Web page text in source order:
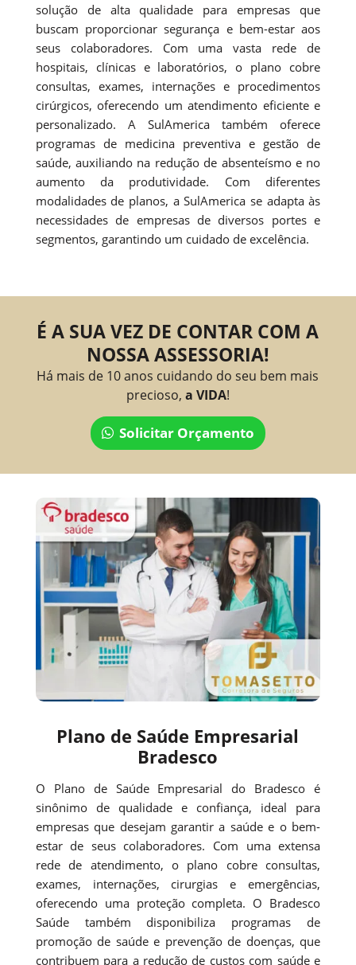
solução de alta qualidade para empresas que
buscam proporcionar segurança e bem-estar aos
seus colaboradores. Com uma vasta rede de
hospitais, clínicas e laboratórios, o plano cobre
consultas, exames, internações e procedimentos
cirúrgicos, oferecendo um atendimento eficiente e
personalizado. A SulAmerica também oferece
programas de medicina preventiva e gestão de
saúde, auxiliando na redução de absenteísmo e no
aumento da produtividade. Com diferentes
modalidades de planos, a SulAmerica se adapta às
necessidades de empresas de diversos portes e
segmentos, garantindo um cuidado de excelência.
É A SUA VEZ DE CONTAR COM A
NOSSA ASSESSORIA!
Há mais de 10 anos cuidando do seu bem mais
precioso, a VIDA!
Solicitar Orçamento
Plano de Saúde Empresarial
Bradesco
O Plano de Saúde Empresarial do Bradesco é
sinônimo de qualidade e confiança, ideal para
empresas que desejam garantir a saúde e o bem-
estar de seus colaboradores. Com uma extensa
rede de atendimento, o plano cobre consultas,
exames, internações, cirurgias e emergências,
oferecendo uma proteção completa. O Bradesco
Saúde também disponibiliza programas de
promoção de saúde e prevenção de doenças, que
contribuem para a redução de custos com saúde e